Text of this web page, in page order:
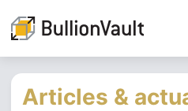
Articles &